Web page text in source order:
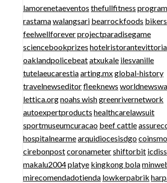
lamorenetaeventos thefullfitness
rastamawalangsari bearrockfoods
feelwellforeverprojectparadisegame
sciencebookprizes hotelristorantevittoria
oaklandpolicebeatatxukale ilesvanille
tutelaeucarestiaarting.mxglobal-history
travelnewseditorfleeknews
lettica.orgnoahs wishgreenrivernetwork
autoexpertproducts healthcarelawsuit
sportmuseumcuracao beef cattle
hospitalnearmearquidiocesisdgo
cirebonpostcoronametershiftorbit icdiss
makalu2004platye kingkong bola
mirecomendadotienda lowkerpabrik